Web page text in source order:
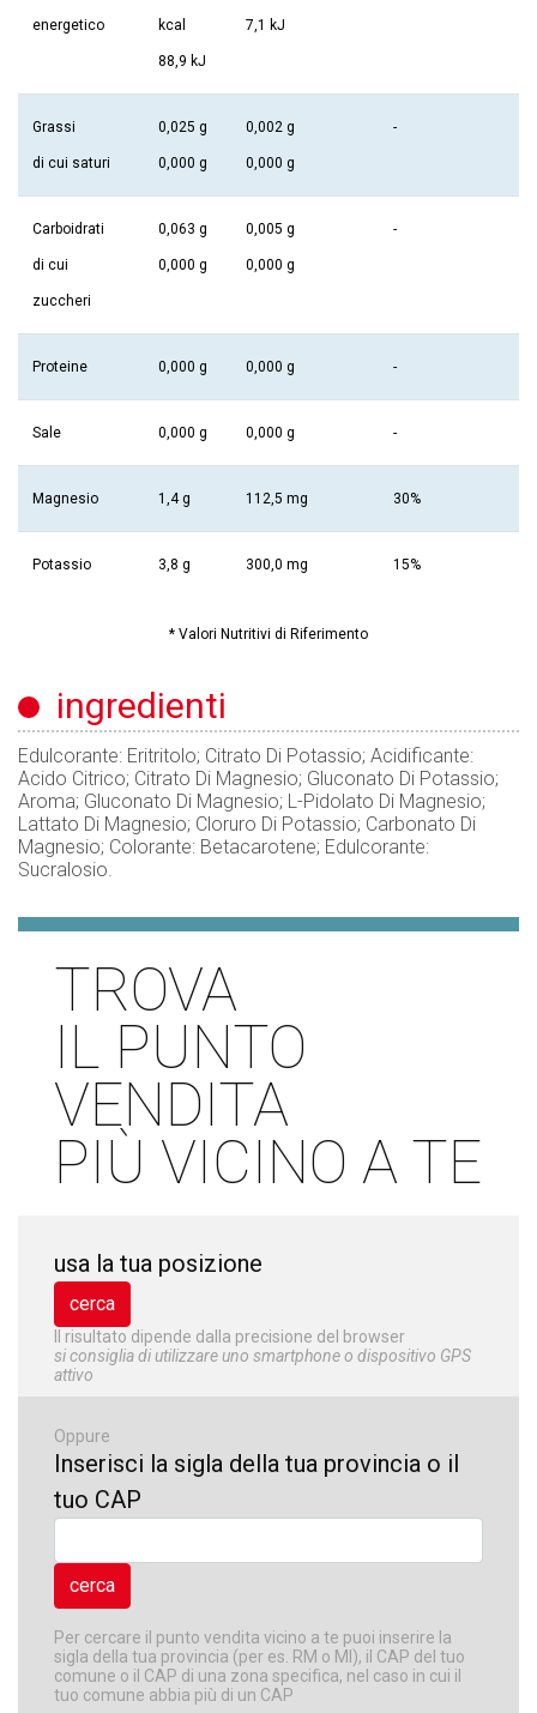
energetico kcal
88,9 kJ
7,1 kJ
Grassi
di cui saturi
0,025 g
0,000 g
0,002 g
0,000 g
-
Carboidrati
di cui
zuccheri
0,063 g
0,000 g
0,005 g
0,000 g
-
Proteine 0,000 g 0,000 g -
Sale 0,000 g 0,000 g -
Magnesio 1,4 g 112,5 mg 30%
Potassio 3,8 g 300,0 mg 15%
* Valori Nutritivi di Riferimento
ingredienti
Edulcorante: Eritritolo; Citrato Di Potassio; Acidificante:
Acido Citrico; Citrato Di Magnesio; Gluconato Di Potassio;
Aroma; Gluconato Di Magnesio; L-Pidolato Di Magnesio;
Lattato Di Magnesio; Cloruro Di Potassio; Carbonato Di
Magnesio; Colorante: Betacarotene; Edulcorante:
Sucralosio.
TROVA
IL PUNTO
VENDITA
PIÙ VICINO A TE
usa la tua posizione
Il risultato dipende dalla precisione del browser
si consiglia di utilizzare uno smartphone o dispositivo GPS
attivo
Oppure
Inserisci la sigla della tua provincia o il
tuo CAP
Per cercare il punto vendita vicino a te puoi inserire la
sigla della tua provincia (per es. RM o MI), il CAP del tuo
comune o il CAP di una zona specifica, nel caso in cui il
tuo comune abbia più di un CAP